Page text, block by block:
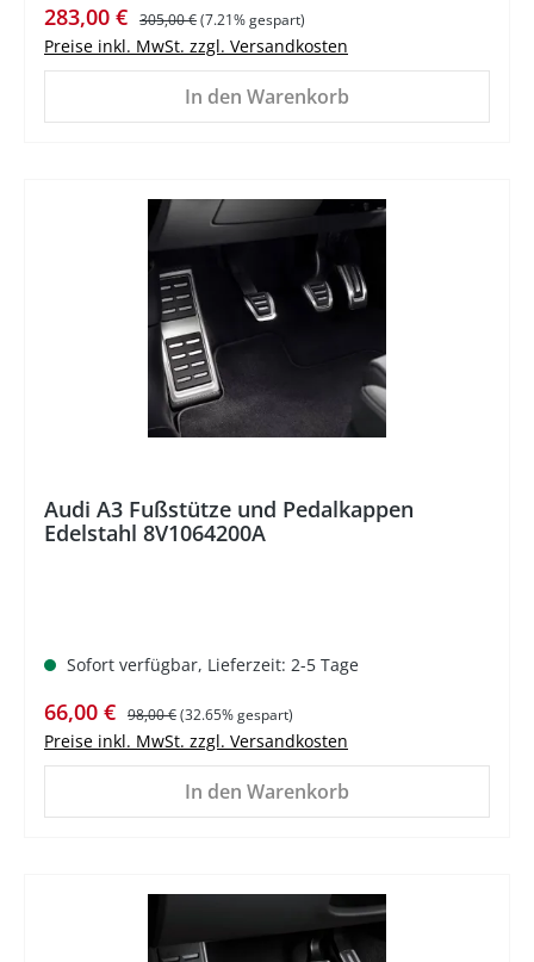
Verkaufspreis:
283,00 € Regulärer Preis:
305,00 €(7.21% gespart)
Preise inkl. MwSt. zzgl. Versandkosten
In den Warenkorb
Audi A3 Fußstütze und Pedalkappen
Edelstahl 8V1064200A
Sofort verfügbar, Lieferzeit: 2-5 Tage
Verkaufspreis:
66,00 € Regulärer Preis:
98,00 €(32.65% gespart)
Preise inkl. MwSt. zzgl. Versandkosten
In den Warenkorb